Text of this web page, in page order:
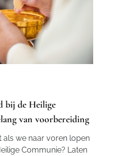
bij de Heilige
van voorbereiding
als we naar voren lopen
Communie? Laten